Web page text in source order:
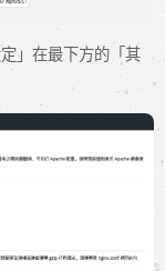
」在最下方的「其